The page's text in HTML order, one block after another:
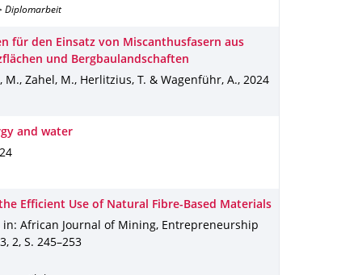
Diplomarbeit
für den Einsatz von Miscanthusfasern aus
und Bergbaulandschaften
M., Zahel, M., Herlitzius, T. & Wagenführ, A., 2024
and water
Efficient Use of Natural Fibre-Based Materials
in: African Journal of Mining, Entrepreneurship
3, 2, S. 245–253